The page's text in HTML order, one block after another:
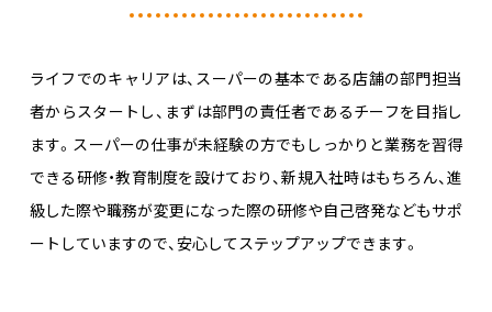
ライフでのキャリアは、スーパーの基本である店舗の部門担当
者からスタートし、まずは部門の責任者であるチーフを目指し
ます。スーパーの仕事が未経験の方でもしっかりと業務を習得
できる研修・教育制度を設けており、新規入社時はもちろん、進
級した際や職務が変更になった際の研修や自己啓発などもサポ
ートしていますので、安心してステップアップできます。